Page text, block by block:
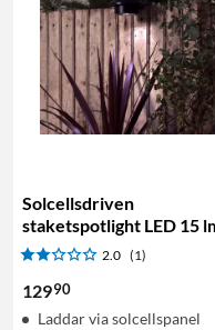
Solcellsdriven
staketspotlight LED 15
2.0 (1)
12990
Laddar via solcellspanel